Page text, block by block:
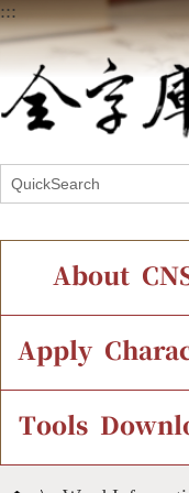
:::
About
Chinese
IDS Query
Components
Apply
Application
Font Instant
Tools